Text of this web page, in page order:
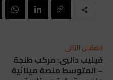
المقال التالي
فيليب داليي: مركب طنجة
– المتوسط منصة مينائية